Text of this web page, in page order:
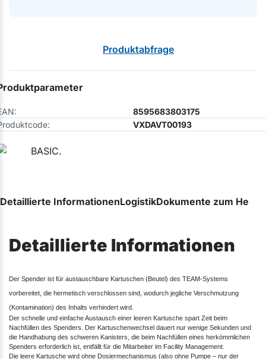
Produktabfrage
8595683803175
VXDAVT00193
Detaillierte InformationenLogistikDokumente zum
Detaillierte Informationen
Der Spender ist für austauschbare Kartuschen (Beutel) des TEAM-Systems
vorbereitet, die hermetisch verschlossen sind, wodurch jegliche Verschmutzung
(Kontamination) des Inhalts verhindert wird.
Der schnelle und einfache Austausch einer leeren Kartusche spart Zeit beim
Nachfüllen des Spenders. Der Kartuschenwechsel dauert nur wenige Sekunden und
die Handhabung des schweren Kanisters, die beim Nachfüllen eines herkömmlichen
Spenders erforderlich ist, entfällt für die Mitarbeiter im Facility Management.
Die leere Kartusche wird ohne Dosiermechanismus (also ohne Pumpe – nur der